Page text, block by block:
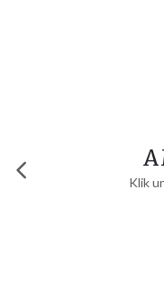
Klik